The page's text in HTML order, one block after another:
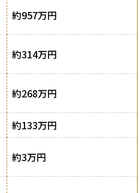
約957万円
約314万円
約268万円
約133万円
約3万円